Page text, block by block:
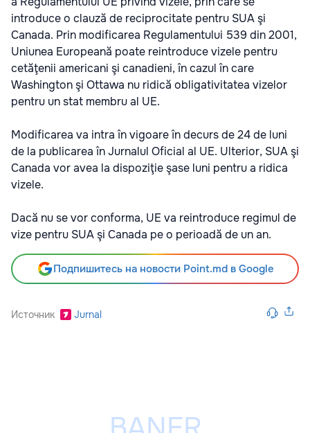
introduce o clauză de reciprocitate pentru SUA şi
Canada. Prin modificarea Regulamentului 539 din 2001,
Uniunea Europeană poate reintroduce vizele pentru
cetăţenii americani şi canadieni, în cazul în care
Washington şi Ottawa nu ridică obligativitatea vizelor
pentru un stat membru al UE.
Modificarea va intra în vigoare în decurs de 24 de luni
de la publicarea în Jurnalul Oficial al UE. Ulterior, SUA şi
Canada vor avea la dispoziţie şase luni pentru a ridica
vizele.
Dacă nu se vor conforma, UE va reintroduce regimul de
vize pentru SUA şi Canada pe o perioadă de un an.
Подпишитесь на новости Point.md в Google
Источник Jurnal